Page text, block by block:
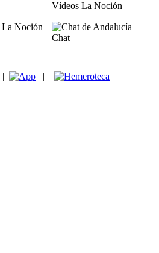
Vídeos La Noción
Chat
| |